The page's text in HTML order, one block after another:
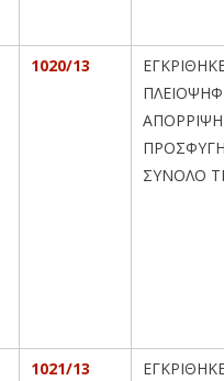
1020/13
ΣΥΝΟΛΟ
1021/13